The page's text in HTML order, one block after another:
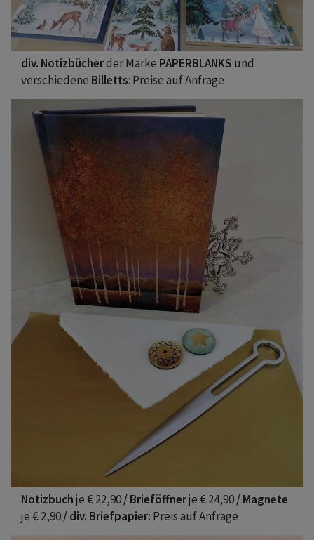
div. Notizbücherder Marke PAPERBLANKS und
verschiedene Billetts: Preise auf Anfrage
Notizbuchje € 22,90/ Brieföffnerje € 24,90/ Magnete
je € 2,90/ div. Briefpapier: Preis auf Anfrage